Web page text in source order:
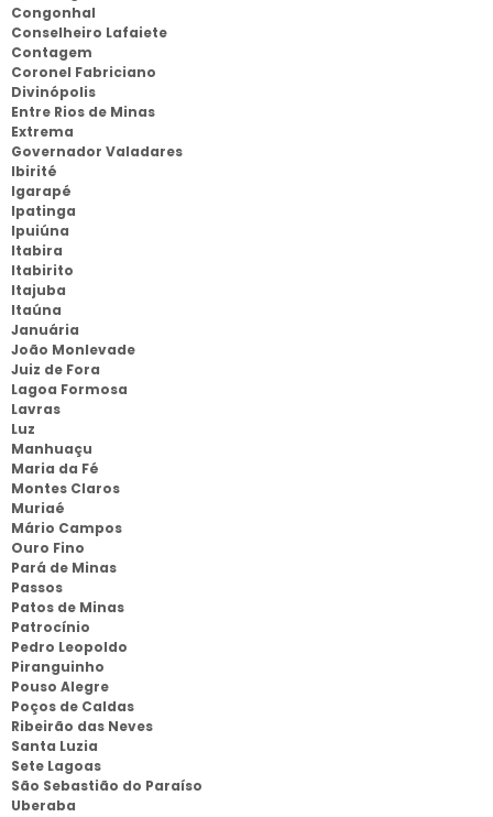
Congonhal
Conselheiro Lafaiete
Contagem
Coronel Fabriciano
Divinópolis
Entre Rios de Minas
Extrema
Governador Valadares
Ibirité
Igarapé
Ipatinga
Ipuiúna
Itabira
Itabirito
Itajuba
Itaúna
Januária
João Monlevade
Juiz de Fora
Lagoa Formosa
Lavras
Luz
Manhuaçu
Maria da Fé
Montes Claros
Muriaé
Mário Campos
Ouro Fino
Pará de Minas
Passos
Patos de Minas
Patrocínio
Pedro Leopoldo
Piranguinho
Pouso Alegre
Poços de Caldas
Ribeirão das Neves
Santa Luzia
Sete Lagoas
São Sebastião do Paraíso
Uberaba